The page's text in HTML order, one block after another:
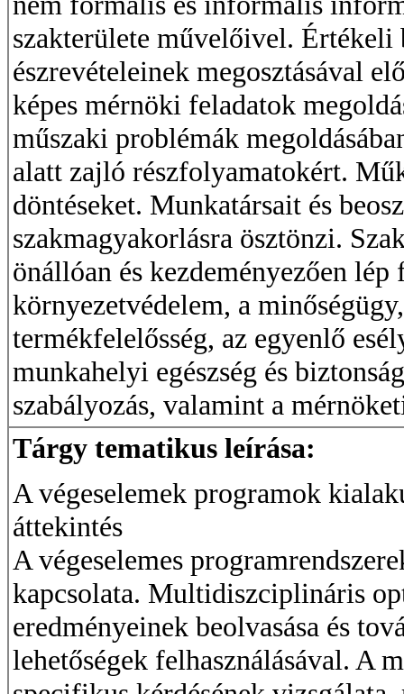
szakterülete művelőivel.
észrevételeinek megosztásával
képes mérnöki feladatok
műszaki problémák
alatt zajló részfolyamatokért.
döntéseket. Munkatársait és
szakmagyakorlásra ösztönzi.
önállóan és kezdeményezően
környezetvédelem, a
termékfelelősség, az egyenlő
munkahelyi egészség és
szabályozás, valamint a
Tárgy tematikus leírása:
A végeselemek programok
áttekintés
A végeselemes
kapcsolata. Multidiszciplináris
eredményeinek beolvasása és
lehetőségek felhasználásával. A